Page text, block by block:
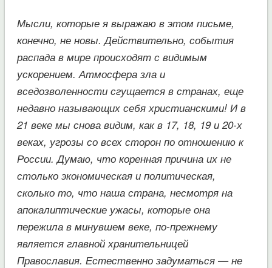
Мысли, которые я выражаю в этом письме,
конечно, не новы. Действительно, события
распада в мире происходят с видимым
ускорением. Атмосфера зла и
вседозволенности сгущается в странах, еще
недавно называющих себя христианскими! И в
21 веке мы снова видим, как в 17, 18, 19 и 20-х
веках, угрозы со всех сторон по отношению к
России. Думаю, что коренная причина их не
столько экономическая и политическая,
сколько то, что наша страна, несмотря на
апокалиптические ужасы, которые она
пережила в минувшем веке, по-прежнему
является главной хранительницей
Православия. Естественно задуматься — не